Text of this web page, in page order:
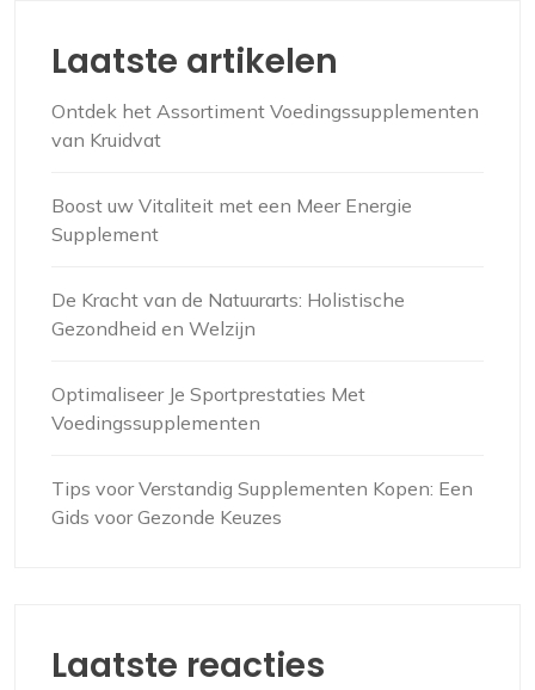
Laatste artikelen
Ontdek het Assortiment Voedingssupplementen
van Kruidvat
Boost uw Vitaliteit met een Meer Energie
Supplement
De Kracht van de Natuurarts: Holistische
Gezondheid en Welzijn
Optimaliseer Je Sportprestaties Met
Voedingssupplementen
Tips voor Verstandig Supplementen Kopen: Een
Gids voor Gezonde Keuzes
Laatste reacties